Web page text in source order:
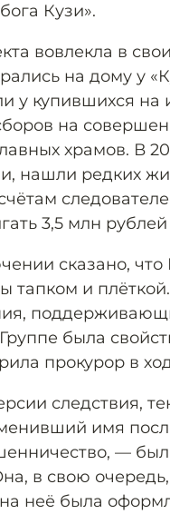
Кузи».
вовлекла в
на дому у
у купившихся на
на
храмов. В
нашли редких
3,5 млн
сказано,
тапком и
была
прокурор в
следствия,
имя
—
в свою очередь,
неё была